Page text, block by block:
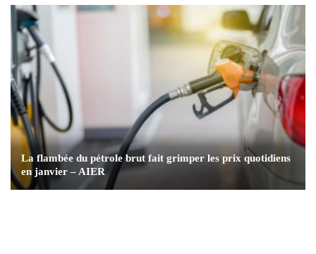
La flambée du pétrole brut fait grimper les prix quotidiens
en janvier – AIER